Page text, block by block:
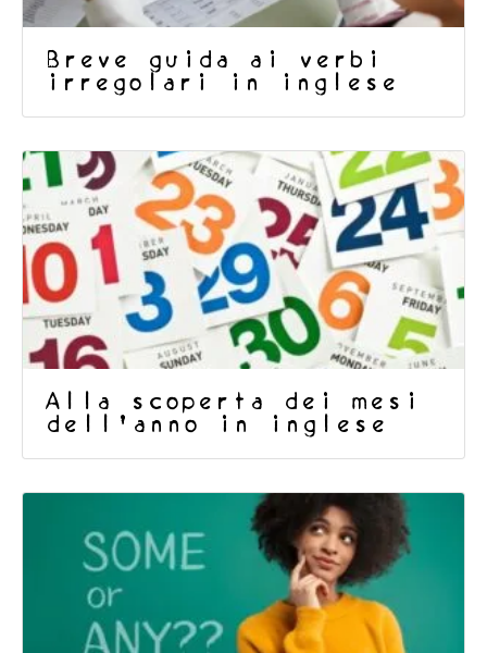
Breve guida ai verbi
irregolari in inglese
Alla scoperta dei mesi
dell’anno in inglese